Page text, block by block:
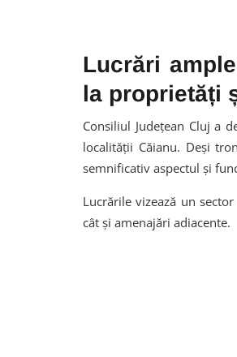
Lucrări
la proprietăți
Consiliul Județean Cluj a
localității Căianu. Deși
semnificativ aspectul și
Lucrările vizează un
cât și amenajări adiacente.